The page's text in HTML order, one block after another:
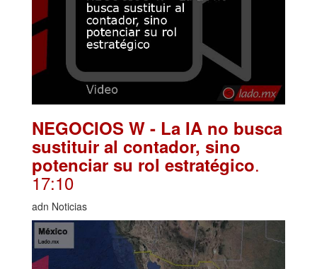
NEGOCIOS W - La IA no busca
sustituir al contador, sino
potenciar su rol estratégico.
17:10
adn Noticias